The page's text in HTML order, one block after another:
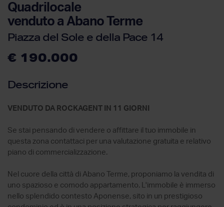
Quadrilocale
venduto a Abano Terme
Piazza del Sole e della Pace 14
€ 190.000
Descrizione
VENDUTO DA ROCKAGENT IN 11 GIORNI
Se stai pensando di vendere o affittare il tuo immobile in
questa zona contattaci per una valutazione gratuita e relativo
piano di commercializzazione.
Nel cuore della città di Abano Terme, proponiamo la vendita di
uno spazioso e comodo appartamento. L'immobile è immerso
nello splendido contesto Aponense, sito in un prestigioso